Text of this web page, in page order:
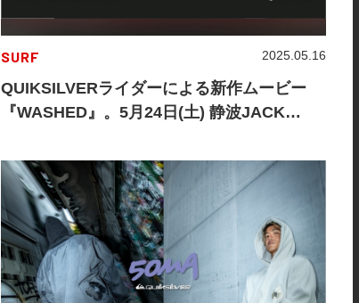
SURF
QUIKSILVERライダーによる新作ムービー
『WASHED』。5月24日(土) 静波JACK
催。
2025.05.16